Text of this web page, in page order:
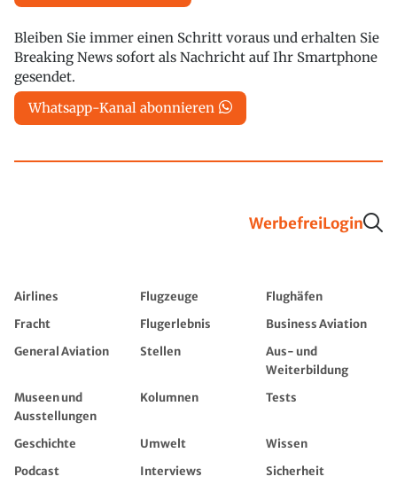
Bleiben Sie immer einen Schritt voraus und erhalten Sie
Breaking News sofort als Nachricht auf Ihr Smartphone
gesendet.
Whatsapp-Kanal abonnieren
WerbefreiLogin
Airlines Flugzeuge
Flughäfen
Fracht
Flugerlebnis
Business Aviation
General Aviation
Stellen
Aus- und
Weiterbildung
Museen und
Ausstellungen
Kolumnen Tests
Geschichte Umwelt
Wissen
Podcast
Interviews
Sicherheit